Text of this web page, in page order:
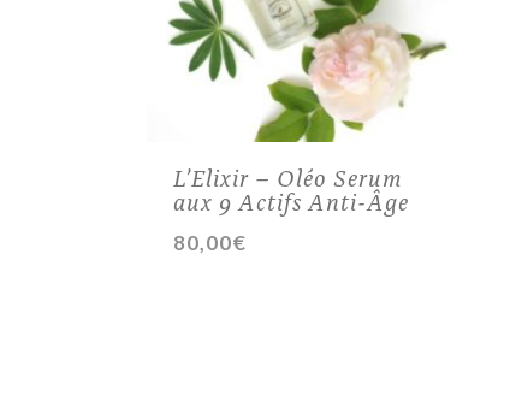
L’Elixir – Oléo Serum
aux 9 Actifs Anti-Âge
80,00€